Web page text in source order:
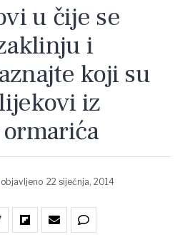
u čije se
i
koji su
iz
objavljeno 22 siječnja, 2014